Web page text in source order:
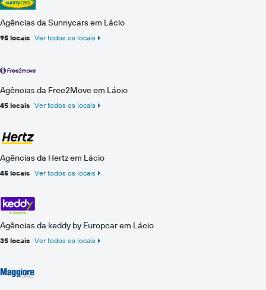
Agências da Sunnycars em Lácio
95 locais Ver todos os locais
Agências da Free2Move em Lácio
45 locais Ver todos os locais
Agências da Hertz em Lácio
45 locais Ver todos os locais
Agências da keddy by Europcar em Lácio
35 locais Ver todos os locais